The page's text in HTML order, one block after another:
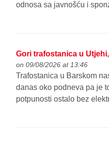
odnosa sa javnošću i
Gori trafostanica u
on 09/08/2026 at 13:46
Trafostanica u Barskom
danas oko podneva pa je
potpunosti ostalo bez